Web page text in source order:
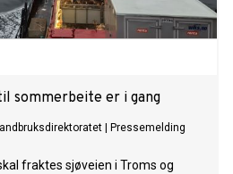
sommerbeite er i gang
Pressemelding
fraktes sjøveien i Troms og